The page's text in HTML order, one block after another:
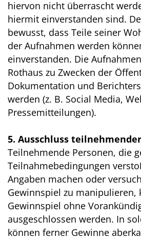
hiervon nicht überrascht
hiermit einverstanden sind.
bewusst, dass Teile seiner
der Aufnahmen werden
einverstanden. Die
Rothaus zu Zwecken der
Dokumentation und
werden (z. B. Social Media,
Pressemitteilungen).
5. Ausschluss
Teilnehmende Personen, die
Teilnahmebedingungen
Angaben machen oder
Gewinnspiel zu manipulieren,
Gewinnspiel ohne
ausgeschlossen werden. In
können ferner Gewinne